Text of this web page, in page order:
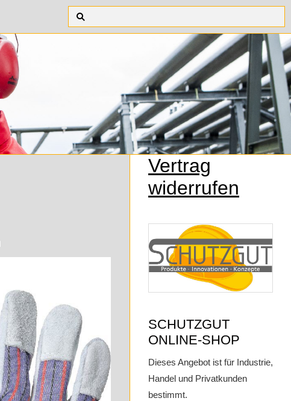
Vertrag
widerrufen
SCHUTZGUT
ONLINE-SHOP
Dieses Angebot ist für Industrie,
Handel und Privatkunden
bestimmt.